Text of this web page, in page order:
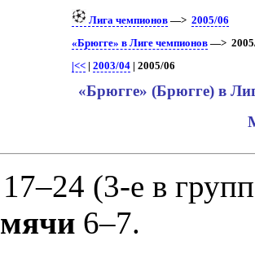
Лига чемпионов—> 2005/06
«Брюгге» в Лиге чемпионов—>
|<<| 2003/04| 2005/06
«Брюгге» (Брюгге) в
17–24 (3-е в
мячи 6–7.